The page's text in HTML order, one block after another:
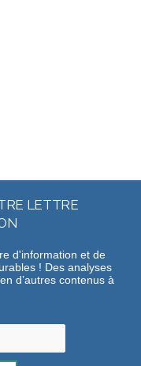
LETTRE
d'information et de
! Des analyses
d’autres contenus à